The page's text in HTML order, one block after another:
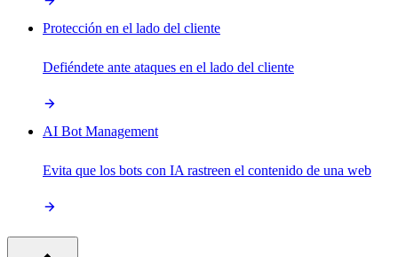
Protección en el lado del cliente
Defiéndete ante ataques en el lado del cliente
AI Bot Management
Evita que los bots con IA rastreen el contenido de una web